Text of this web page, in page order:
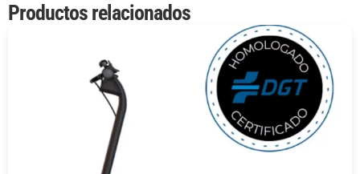
Productos relacionados